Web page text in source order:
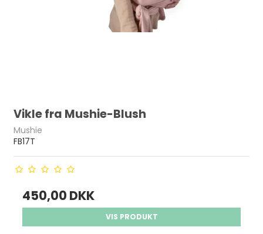
Vikle fra Mushie-Blush
Mushie
FB17T
450,00 DKK
VIS PRODUKT